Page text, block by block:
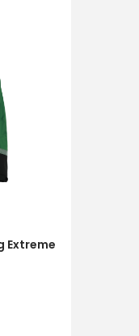
Extreme
SIA Hards
noteikumiem
saņemt
ziņojumu